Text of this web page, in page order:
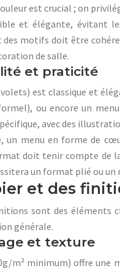
est crucial ; on
et élégante, évitant
des motifs doit être
de salle.
et praticité
est classique et
ou encore un
avec des
un menu en forme de
doit tenir compte de
un format plié ou un
et des
sont des éléments
générale.
et texture
m² minimum) offre